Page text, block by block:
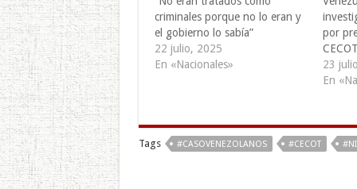
criminales porque no lo eran y
el gobierno lo sabía”
22 julio, 2025
En «Nacionales»
por
CECOT
23
En
Tags #CASOVENEZOLANOS #CECOT